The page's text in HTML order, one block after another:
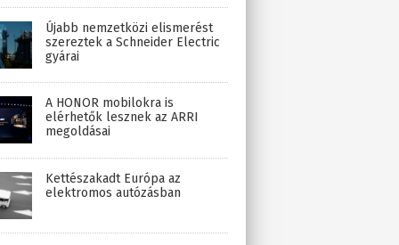
Újabb nemzetközi elismerést
szereztek a Schneider Electric
gyárai
A HONOR mobilokra is
elérhetők lesznek az ARRI
megoldásai
Kettészakadt Európa az
elektromos autózásban